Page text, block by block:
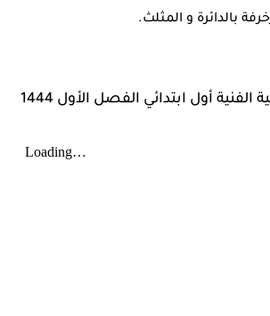
بالدائرة و المثلث.
الفنية أول ابتدائي الفصل الأول 1444